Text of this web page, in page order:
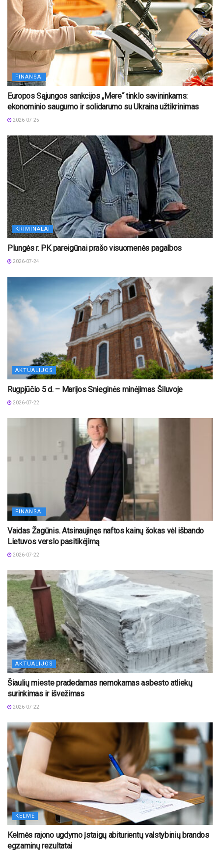
FINANSAI
Europos Sąjungos sankcijos „Mere“ tinklo savininkams:
ekonominio saugumo ir solidarumo su Ukraina užtikrinimas
2026-07-25
KRIMINALAI
Plungės r. PK pareigūnai prašo visuomenės pagalbos
2026-07-24
AKTUALIJOS
Rugpjūčio 5 d. – Marijos Snieginės minėjimas Šiluvoje
2026-07-22
FINANSAI
Vaidas Žagūnis. Atsinaujinęs naftos kainų šokas vėl išbando
Lietuvos verslo pasitikėjimą
2026-07-22
AKTUALIJOS
Šiaulių mieste pradedamas nemokamas asbesto atliekų
surinkimas ir išvežimas
2026-07-22
KELMĖ
Kelmės rajono ugdymo įstaigų abiturientų valstybinių brandos
egzaminų rezultatai